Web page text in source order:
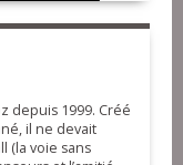
depuis 1999. Créé
il ne devait
(la voie sans